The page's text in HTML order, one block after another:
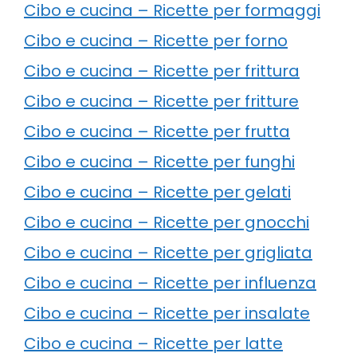
Cibo e cucina – Ricette per formaggi
Cibo e cucina – Ricette per forno
Cibo e cucina – Ricette per frittura
Cibo e cucina – Ricette per fritture
Cibo e cucina – Ricette per frutta
Cibo e cucina – Ricette per funghi
Cibo e cucina – Ricette per gelati
Cibo e cucina – Ricette per gnocchi
Cibo e cucina – Ricette per grigliata
Cibo e cucina – Ricette per influenza
Cibo e cucina – Ricette per insalate
Cibo e cucina – Ricette per latte